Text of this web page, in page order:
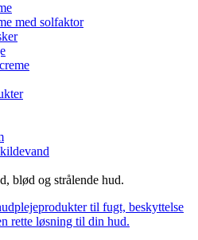
med solfaktor
blød og strålende hud.
til fugt, beskyttelse
rette løsning til din hud.